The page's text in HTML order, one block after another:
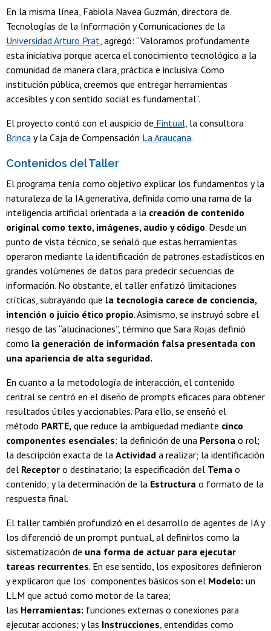
En la misma línea, Fabiola Navea Guzmán, directora de
Tecnologías de la Información y Comunicaciones de la
Universidad Arturo Prat , agregó: “Valoramos profundamente
esta iniciativa porque acerca el conocimiento tecnológico a la
comunidad de manera clara, práctica e inclusiva. Como
institución pública, creemos que entregar herramientas
accesibles y con sentido social es fundamental”.
El proyecto contó con el auspicio de Fintual, la consultora
Brinca y la Caja de Compensación La Araucana.
Contenidos del Taller
El programa tenía como objetivo explicar los fundamentos y la
naturaleza de la IA generativa, definida como una rama de la
inteligencia artificial orientada a la creación de contenido
original como texto, imágenes, audio y código. Desde un
punto de vista técnico, se señaló que estas herramientas
operaron mediante la identificación de patrones estadísticos en
grandes volúmenes de datos para predecir secuencias de
información. No obstante, el taller enfatizó limitaciones
críticas, subrayando que la tecnología carece de conciencia,
intención o juicio ético propio. Asimismo, se instruyó sobre el
riesgo de las “alucinaciones”, término que Sara Rojas definió
como la generación de información falsa presentada con
una apariencia de alta seguridad.
En cuanto a la metodología de interacción, el contenido
central se centró en el diseño de prompts eficaces para obtener
resultados útiles y accionables. Para ello, se enseñó el
método PARTE, que reduce la ambigüedad mediante cinco
componentes esenciales: la definición de una Persona o rol;
la descripción exacta de la Actividad a realizar; la identificación
del Receptor o destinatario; la especificación del Tema o
contenido; y la determinación de la Estructura o formato de la
respuesta final.
El taller también profundizó en el desarrollo de agentes de IA y
los diferenció de un prompt puntual, al definirlos como la
sistematización de una forma de actuar para ejecutar
tareas recurrentes. En ese sentido, los expositores definieron
y explicaron que los componentes básicos son el Modelo: un
LLM que actuó como motor de la tarea;
las Herramientas: funciones externas o conexiones para
ejecutar acciones; y las Instrucciones , entendidas como